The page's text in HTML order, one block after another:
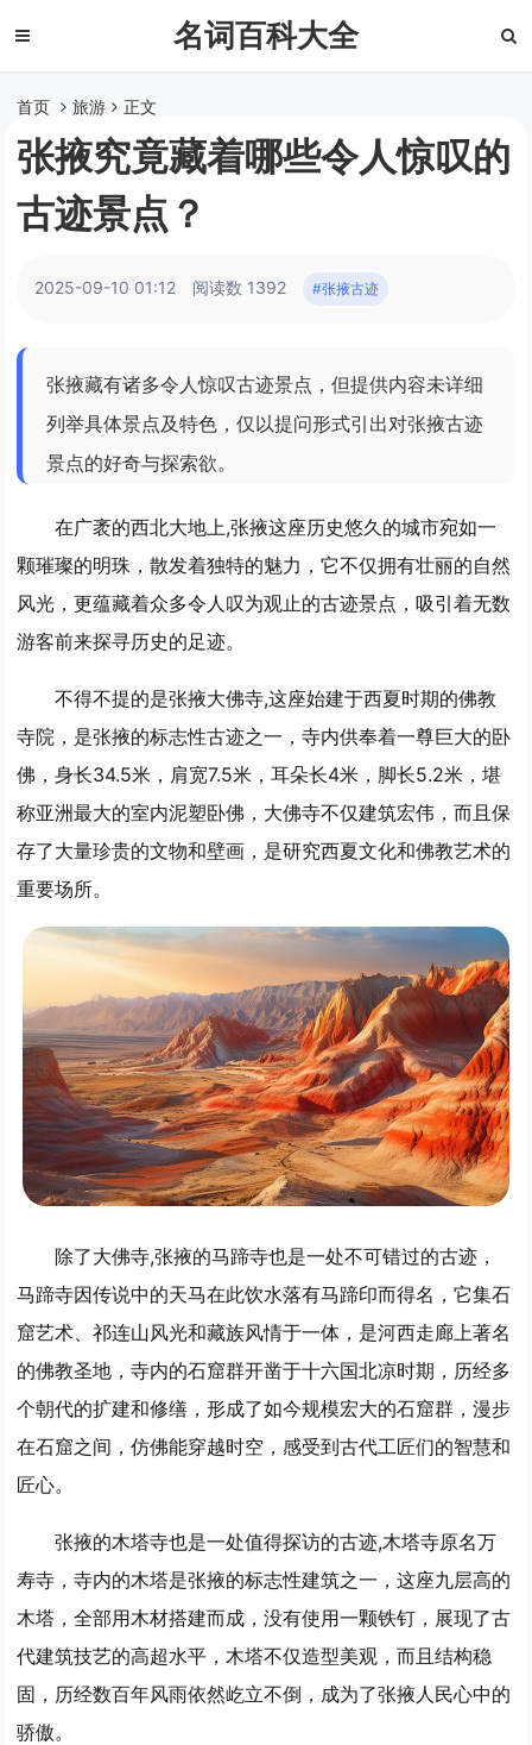
名词百科大全
首页 旅游 正文
张掖究竟藏着哪些令人惊叹的
古迹景点？
2025-09-10 01:12 阅读数 1392 #张掖古迹
张掖藏有诸多令人惊叹古迹景点，但提供内容未详细
列举具体景点及特色，仅以提问形式引出对张掖古迹
景点的好奇与探索欲。
在广袤的西北大地上,张掖这座历史悠久的城市宛如一
颗璀璨的明珠，散发着独特的魅力，它不仅拥有壮丽的自然
风光，更蕴藏着众多令人叹为观止的古迹景点，吸引着无数
游客前来探寻历史的足迹。
不得不提的是张掖大佛寺,这座始建于西夏时期的佛教
寺院，是张掖的标志性古迹之一，寺内供奉着一尊巨大的卧
佛，身长34.5米，肩宽7.5米，耳朵长4米，脚长5.2米，堪
称亚洲最大的室内泥塑卧佛，大佛寺不仅建筑宏伟，而且保
存了大量珍贵的文物和壁画，是研究西夏文化和佛教艺术的
重要场所。
除了大佛寺,张掖的马蹄寺也是一处不可错过的古迹，
马蹄寺因传说中的天马在此饮水落有马蹄印而得名，它集石
窟艺术、祁连山风光和藏族风情于一体，是河西走廊上著名
的佛教圣地，寺内的石窟群开凿于十六国北凉时期，历经多
个朝代的扩建和修缮，形成了如今规模宏大的石窟群，漫步
在石窟之间，仿佛能穿越时空，感受到古代工匠们的智慧和
匠心。
张掖的木塔寺也是一处值得探访的古迹,木塔寺原名万
寿寺，寺内的木塔是张掖的标志性建筑之一，这座九层高的
木塔，全部用木材搭建而成，没有使用一颗铁钉，展现了古
代建筑技艺的高超水平，木塔不仅造型美观，而且结构稳
固，历经数百年风雨依然屹立不倒，成为了张掖人民心中的
骄傲。